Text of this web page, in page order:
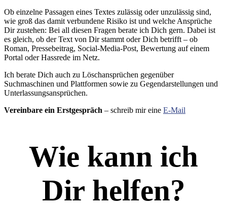
Ob einzelne Passagen eines Textes zulässig oder unzulässig sind,
wie groß das damit verbundene Risiko ist und welche Ansprüche
Dir zustehen: Bei all diesen Fragen berate ich Dich gern. Dabei ist
es gleich, ob der Text von Dir stammt oder Dich betrifft – ob
Roman, Pressebeitrag, Social-Media-Post, Bewertung auf einem
Portal oder Hassrede im Netz.
Ich berate Dich auch zu Löschansprüchen gegenüber
Suchmaschinen und Plattformen sowie zu Gegendarstellungen und
Unterlassungsansprüchen.
Vereinbare ein Erstgespräch – schreib mir eine E-Mail
Wie kann ich
Dir helfen?